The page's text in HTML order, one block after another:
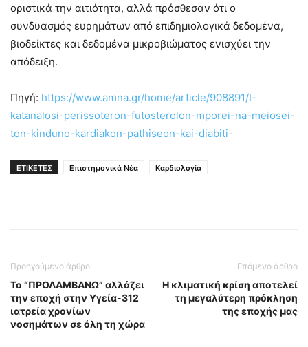
οριστικά την αιτιότητα, αλλά πρόσθεσαν ότι ο
συνδυασμός ευρημάτων από επιδημιολογικά δεδομένα,
βιοδείκτες και δεδομένα μικροβιώματος ενισχύει την
απόδειξη.
Πηγή: https://www.amna.gr/home/article/908891/I-
katanalosi-perissoteron-futosterolon-mporei-na-meiosei-
ton-kinduno-kardiakon-pathiseon-kai-diabiti-
ΕΤΙΚΕΤΕΣ Επιστημονικά Νέα Καρδιολογία
Προηγούμενο άρθρο
Το “ΠΡΟΛΑΜΒΑΝΩ” αλλάζει
την εποχή στην Υγεία-312
ιατρεία χρονίων
νοσημάτων σε όλη τη χώρα
Επόμενο άρθρο
Η κλιματική κρίση αποτελεί
τη μεγαλύτερη πρόκληση
της εποχής μας